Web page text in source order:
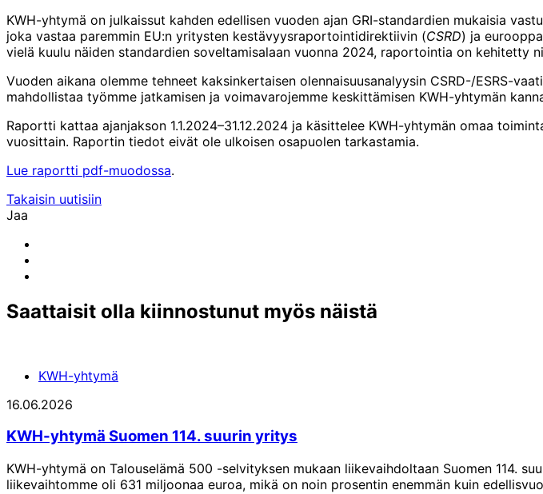
KWH-yhtymä on julkaissut kahden edellisen vuoden ajan GRI-standardien mukaisia
joka vastaa paremmin EU:n yritysten kestävyysraportointidirektiivin (CSRD) ja
vielä kuulu näiden standardien soveltamisalaan vuonna 2024, raportointia on kehitetty
Vuoden aikana olemme tehneet kaksinkertaisen olennaisuusanalyysin CSRD-/ESRS-
mahdollistaa työmme jatkamisen ja voimavarojemme keskittämisen KWH-yhtymän
Raportti kattaa ajanjakson 1.1.2024–31.12.2024 ja käsittelee KWH-yhtymän omaa
vuosittain. Raportin tiedot eivät ole ulkoisen osapuolen tarkastamia.
Lue raportti pdf-muodossa.
Takaisin uutisiin
Jaa
email
Saattaisit olla kiinnostunut myös näistä
KWH-yhtymä
16.06.2026
KWH-yhtymä Suomen 114. suurin yritys
KWH-yhtymä on Talouselämä 500 -selvityksen mukaan liikevaihdoltaan Suomen 114.
liikevaihtomme oli 631 miljoonaa euroa, mikä on noin prosentin enemmän kuin